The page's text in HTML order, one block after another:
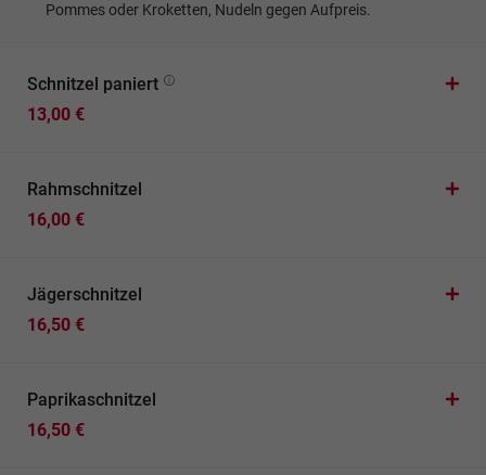
Pommes oder Kroketten, Nudeln gegen Aufpreis.
Schnitzel paniert
13,00 €
Rahmschnitzel
16,00 €
Jägerschnitzel
16,50 €
Paprikaschnitzel
16,50 €